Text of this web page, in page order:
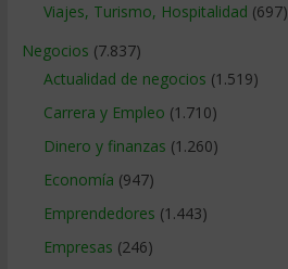
Viajes, Turismo, Hospitalidad (697)
Negocios (7.837)
Actualidad de negocios (1.519)
Carrera y Empleo (1.710)
Dinero y finanzas (1.260)
Economía (947)
Emprendedores (1.443)
Empresas (246)